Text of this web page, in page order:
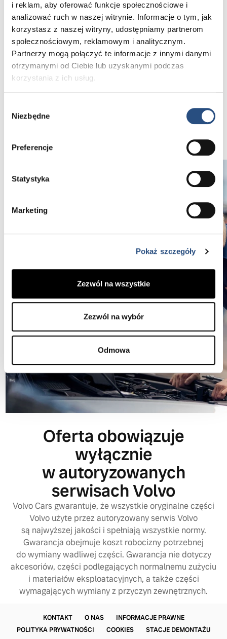
i reklam, aby oferować funkcje społecznościowe i
analizować ruch w naszej witrynie. Informacje o tym, jak
korzystasz z naszej witryny, udostępniamy partnerom
społecznościowym, reklamowym i analitycznym.
Partnerzy mogą połączyć te informacje z innymi danymi
otrzymanymi od Ciebie lub uzyskanymi podczas
korzystania z ich usług.
zgody
Niezbędne
Preferencje
Statystyka
Marketing
Pokaż szczegóły
Zezwól na wszystkie
Zezwól na wybór
Odmowa
Jeszcze więcej spokoju
Jeśli pozwolisz autoryzowanemu dealerowi Volvo
zadbać o Twój samochód, będziesz mógł skorzystać
z naszej dożywotniej gwarancji na części. Zatem,
zlecając naprawy swojego Volvo naszym technikom,
stosującym oryginalne części Volvo, zyskujesz
Oferta obowiązuje
wyłącznie
w autoryzowanych
serwisach Volvo
Volvo Cars gwarantuje, że wszystkie oryginalne części
Volvo użyte przez autoryzowany serwis Volvo
są najwyższej jakości i spełniają wszystkie normy.
Gwarancja obejmuje koszt robocizny potrzebnej
do wymiany wadliwej części. Gwarancja nie dotyczy
akcesoriów, części podlegających normalnemu zużyciu
i materiałów eksploatacyjnych, a także części
wymagających wymiany z przyczyn zewnętrznych.
KONTAKT O NAS
INFORMACJE PRAWNE
POLITYKA PRYWATNOŚCI
COOKIES STACJE DEMONTAŻU